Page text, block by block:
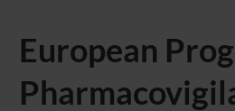
European